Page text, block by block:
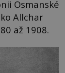
Osmanské
Allchar
až 1908.